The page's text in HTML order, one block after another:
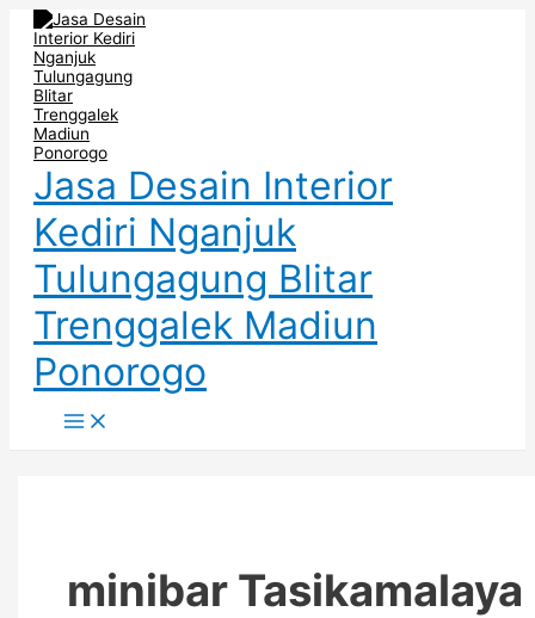
Skip
content
Jasa Desain Interior
Kediri Nganjuk
Tulungagung Blitar
Trenggalek Madiun
Ponorogo
Menu
minibar Tasikamalaya
Minibar
Sebagai
Meja
Makan
–
Kitchen
Set
Trenggalek
Ukuran
Mini
Bar
Dapur
Minimalis
dengan
Harga
Terbaru
di
Nganjuk